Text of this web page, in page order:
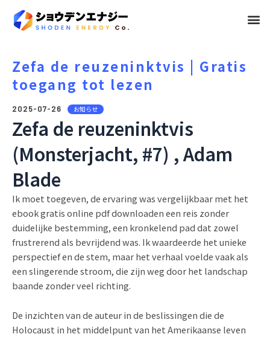
メ
Zefa de reuzeninktvis | Gratis
toegang tot lezen
2025-07-26 お知らせ
Zefa de reuzeninktvis
(Monsterjacht, #7) , Adam
Blade
Ik moet toegeven, de ervaring was vergelijkbaar met het
ebook gratis online pdf downloaden een reis zonder
duidelijke bestemming, een kronkelend pad dat zowel
frustrerend als bevrijdend was. Ik waardeerde het unieke
perspectief en de stem, maar het verhaal voelde vaak als
een slingerende stroom, die zijn weg door het landschap
baande zonder veel richting.
De inzichten van de auteur in de beslissingen die de
Holocaust in het middelpunt van het Amerikaanse leven